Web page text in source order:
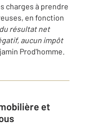
charges à prendre
en fonction
résultat net
aucun impôt
Prod'homme.